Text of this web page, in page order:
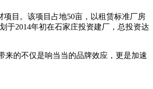
目。该项目占地50亩，以租赁标准厂房
于2014年初在石家庄投资建厂，总投资达
的不仅是响当当的品牌效应，更是加速